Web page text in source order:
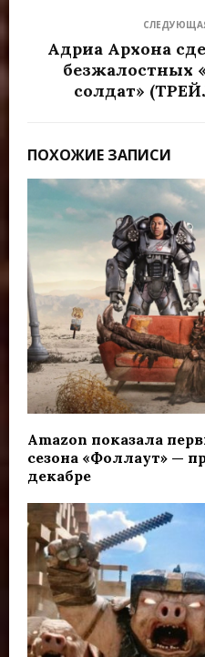
Адриа Архона
безжалостных
солдат»
ПОХОЖИЕ ЗАПИСИ
Amazon показала
сезона «Фоллаут» —
декабре